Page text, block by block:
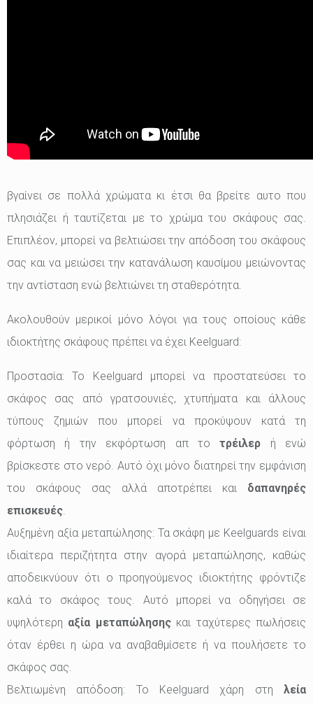
βγαίνει σε πολλά χρώματα κι έτσι θα βρείτε αυτο που
πλησιάζει ή ταυτίζεται με το χρώμα του σκάφους σας.
Επιπλέον, μπορεί να βελτιώσει την απόδοση του σκάφους
σας και να μειώσει την κατανάλωση καυσίμου μειώνοντας
την αντίσταση ενώ βελτιώνει τη σταθερότητα.
Ακολουθούν μερικοί μόνο λόγοι για τους οποίους κάθε
ιδιοκτήτης σκάφους πρέπει να έχει Keelguard:
Προστασία: Το Keelguard μπορεί να προστατεύσει το
σκάφος σας από γρατσουνιές, χτυπήματα και άλλους
τύπους ζημιών που μπορεί να προκύψουν κατά τη
φόρτωση ή την εκφόρτωση απ τοτρέιλερ ή ενώ
βρίσκεστε στο νερό. Αυτό όχι μόνο διατηρεί την εμφάνιση
του σκάφους σας αλλά αποτρέπει και δαπανηρές
επισκευές
Αυξημένη αξία μεταπώλησης: Τα σκάφη με Keelguards είναι
ιδιαίτερα περιζήτητα στην αγορά μεταπώλησης, καθώς
αποδεικνύουν ότι ο προηγούμενος ιδιοκτήτης φρόντιζε
καλά το σκάφος τους. Αυτό μπορεί να οδηγήσει σε
υψηλότερη αξία μεταπώλησηςκαι ταχύτερες πωλήσεις
όταν έρθει η ώρα να αναβαθμίσετε ή να πουλήσετε το
σκάφος σας.
Βελτιωμένη απόδοση: Το Keelguard χάρη στη λεία